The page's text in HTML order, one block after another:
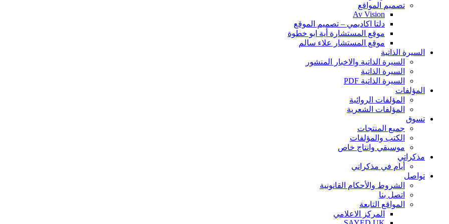
تصميم المواقع
Av Vision
دلتا اكاديمي – تصميم الموقع
موقع المستشارة أية ابو خطوة
موقع المستشار علاء سالم
السيرة الذاتية
السيرة الذاتية والاخبار المنشور
السيرة الذاتية
السيرة الذاتية PDF
المؤلفات
المؤلفات الروائية
المؤلفات الشعرية
تسوق
جميع المنتجات
الكتب والمؤلفات
موسيقي وانتاج خاص
مذكراتي
أيام في مذكراتي
تواصل
الشروط والأحكام القانونية
اتصل بنا
المواقع التابعة
المركز الاعلامي